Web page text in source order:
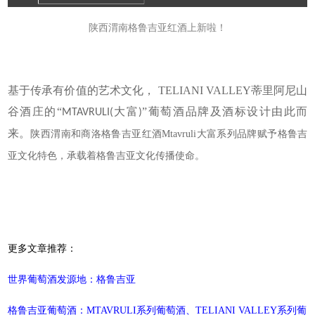
陕西渭南格鲁吉亚红酒上新啦！
基于传承有价值的艺术文化， TELIANI VALLEY蒂里阿尼山
谷酒庄的“MTAVRULI(大富 )”葡萄酒品牌及酒标设计由此而
来。陕西渭南和商洛格鲁吉亚红酒Mtavruli 大富系列品牌赋予格鲁吉
亚文化特色，承载着格鲁吉亚文化传播使命。
更多文章推荐：
世界葡萄酒发源地：格鲁吉亚
格鲁吉亚葡萄酒：MTAVRULI系列葡萄酒、TELIANI VALLEY系列葡